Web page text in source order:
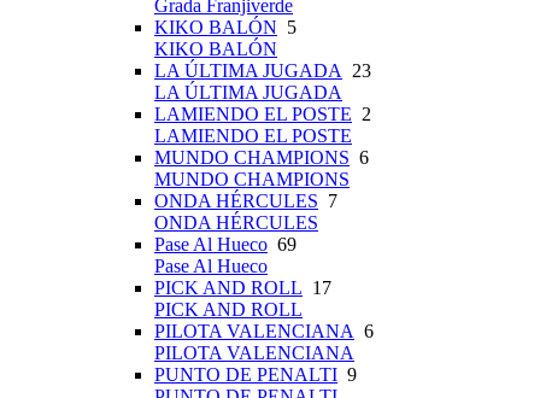
Grada Franjiverde
KIKO BALÓN 5
KIKO BALÓN
LA ÚLTIMA JUGADA
23
LA ÚLTIMA JUGADA
LAMIENDO EL POSTE 2
LAMIENDO EL POSTE
MUNDO CHAMPIONS 6
MUNDO CHAMPIONS
ONDA HÉRCULES 7
ONDA HÉRCULES
Pase Al Hueco 69
Pase Al Hueco
PICK AND ROLL 17
PICK AND ROLL
PILOTA VALENCIANA 6
PILOTA VALENCIANA
PUNTO DE PENALTI 9